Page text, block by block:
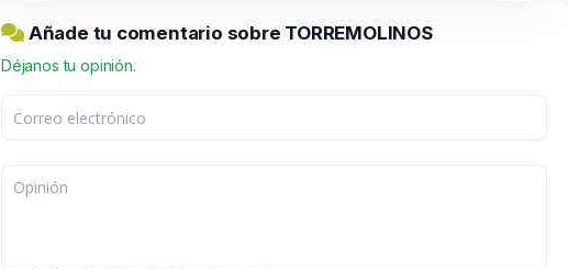
Añade tu comentario sobre TORREMOLINOS
Déjanos tu opinión.